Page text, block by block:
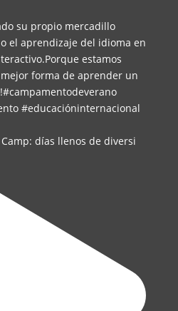
días llenos de diversi